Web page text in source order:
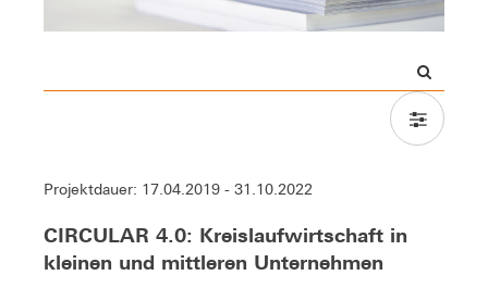
Projektdauer: 17.04.2019 - 31.10.2022
CIRCULAR 4.0: Kreislaufwirtschaft in
kleinen und mittleren Unternehmen